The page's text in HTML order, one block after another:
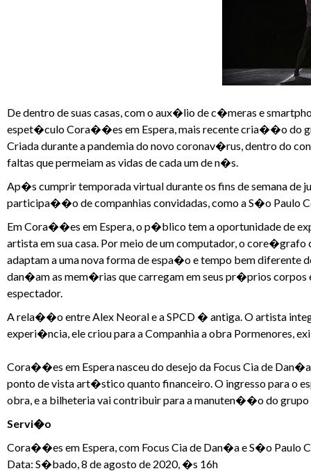
De dentro de suas casas, com o aux�lio de c�meras e
espet�culo Cora��es em Espera, mais recente cria��o do
Criada durante a pandemia do novo coronav�rus, dentro do
faltas que permeiam as vidas de cada um de n�s.
Ap�s cumprir temporada virtual durante os fins de semana de
participa��o de companhias convidadas, como a S�o Paulo
Em Cora��es em Espera, o p�blico tem a oportunidade de
artista em sua casa. Por meio de um computador, o
adaptam a uma nova forma de espa�o e tempo bem diferente
dan�am as mem�rias que carregam em seus pr�prios
espectador.
A rela��o entre Alex Neoral e a SPCD � antiga. O artista
experi�ncia, ele criou para a Companhia a obra Pormenores,
Cora��es em Espera nasceu do desejo da Focus Cia de
ponto de vista art�stico quanto financeiro. O ingresso para
obra, e a bilheteria vai contribuir para a manuten��o do
Servi�o
Cora��es em Espera, com Focus Cia de Dan�a e S�o Paulo
Data: S�bado, 8 de agosto de 2020, �s 16h